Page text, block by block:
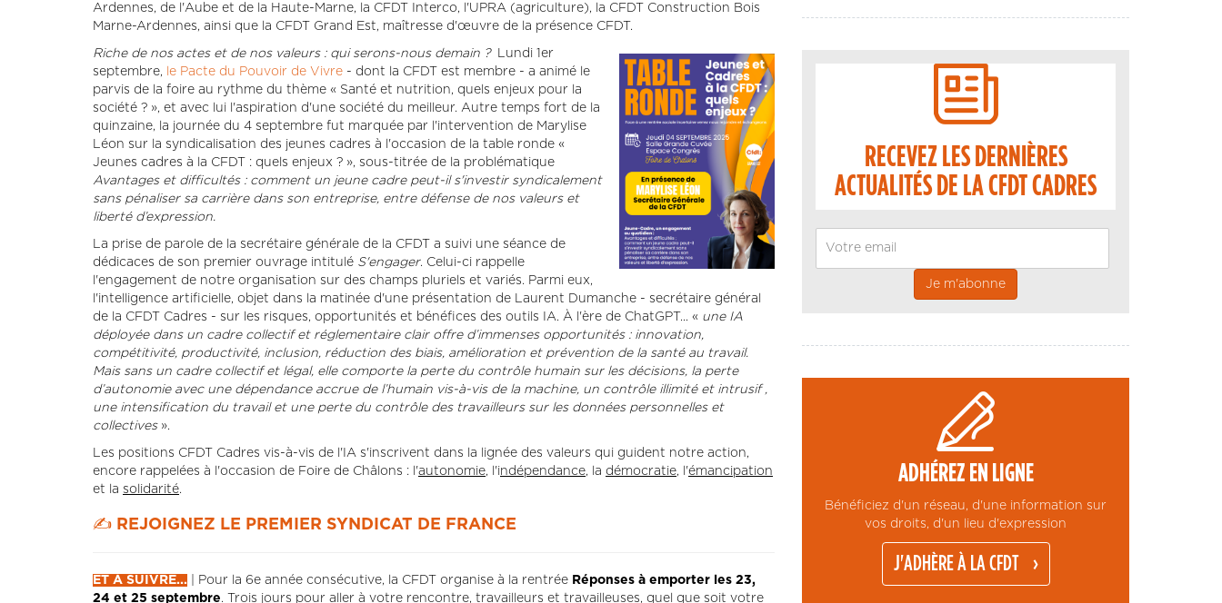
Ardennes, de l'Aube et de la Haute-Marne, la CFDT Interco, l'UPRA (agriculture), la CFDT Construction Bois
Marne-Ardennes, ainsi que la CFDT Grand Est, maîtresse d'œuvre de la présence CFDT.
Riche de nos actes et de nos valeurs : qui serons-nous demain ?Lundi 1er
septembre, le Pacte du Pouvoir de Vivre - dont la CFDT est membre - a animé le
parvis de la foire au rythme du thème « Santé et nutrition, quels enjeux pour la
société ? », et avec lui l'aspiration d'une société du meilleur. Autre temps fort de la
quinzaine, la journée du 4 septembre fut marquée par l'intervention de Marylise
Léon sur la syndicalisation des jeunes cadres à l'occasion de la table ronde «
Jeunes cadres à la CFDT : quels enjeux ? », sous-titrée de la problématique
Avantages et difficultés : comment un jeune cadre peut-il s'investir syndicalement
sans pénaliser sa carrière dans son entreprise, entre défense de nos valeurs et
liberté d’expression.
La prise de parole de la secrétaire générale de la CFDT a suivi une séance de
dédicaces de son premier ouvrage intitulé S'engager. Celui-ci rappelle
l'engagement de notre organisation sur des champs pluriels et variés. Parmi eux,
l'intelligence artificielle, objet dans la matinée d'une présentation de Laurent Dumanche - secrétaire général
de la CFDT Cadres - sur les risques, opportunités et bénéfices des outils IA. À l'ère de ChatGPT... « une IA
déployée dans un cadre collectif et réglementaire clair offre d’immenses opportunités : innovation,
compétitivité, productivité, inclusion, réduction des biais, amélioration et prévention de la santé au travail.
Mais sans un cadre collectif et légal, elle comporte la perte du contrôle humain sur les décisions, la perte
d’autonomie avec une dépendance accrue de l’humain vis-à-vis de la machine, un contrôle illimité et intrusif ,
une intensification du travail et une perte du contrôle des travailleurs sur les données personnelles et
collectives».
Les positions CFDT Cadres vis-à-vis de l'IA s'inscrivent dans la lignée des valeurs qui guident notre action,
encore rappelées à l'occasion de Foire de Châlons : l'autonomie, l'indépendance, la démocratie, l'émancipation
et la solidarité.
✍️ REJOIGNEZ LE PREMIER SYNDICAT DE FRANCE
ET À SUIVRE... | Pour la 6e année consécutive, la CFDT organise à la rentrée Réponses à emporter les 23,
24 et 25 septembre. Trois jours pour aller à votre rencontre, travailleurs et travailleuses, quel que soit votre
RECEVEZ LES DERNIÈRES
ACTUALITÉS DE LA CFDT CADRES
ADHÉREZ EN LIGNE
Bénéficiez d'un réseau, d'une information sur
vos droits, d'un lieu d'expression
J'ADHÈRE À LA CFDT